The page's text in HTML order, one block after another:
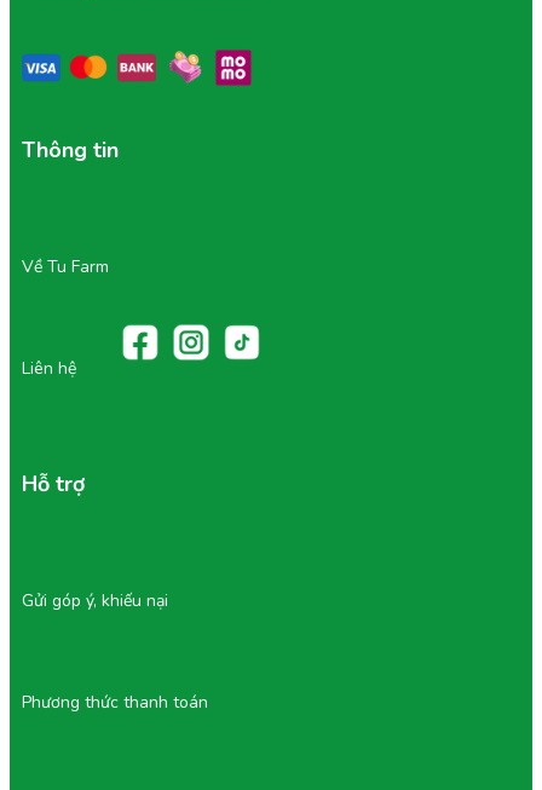
Thông tin
Về Tu Farm
Liên hệ
Hỗ trợ
Phương thức thanh toán
Gửi góp ý, khiếu nại